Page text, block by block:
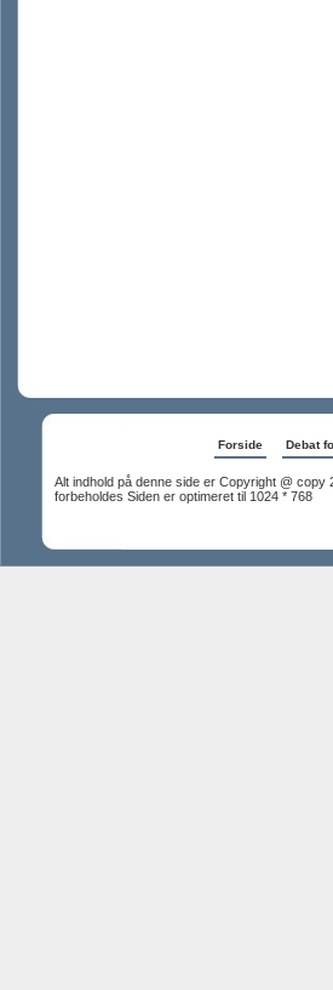
Forside Debat
Alt indhold på denne side er Copyright @ copy
forbeholdes Siden er optimeret til 1024 * 768